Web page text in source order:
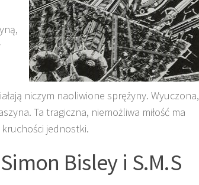
niczym naoliwione sprężyny. Wyuczona,
Ta tragiczna, niemożliwa miłość ma
jednostki.
Bisley i S.M.S